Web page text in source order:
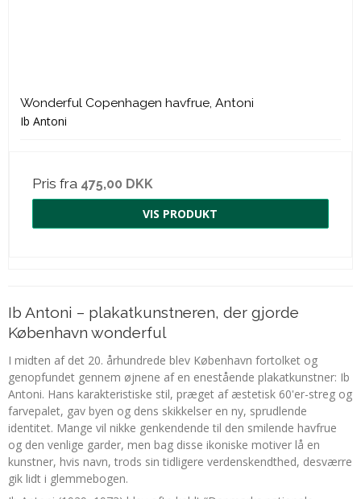
Wonderful Copenhagen havfrue, Antoni
Ib Antoni
Pris fra 475,00 DKK
VIS PRODUKT
Ib Antoni – plakatkunstneren, der gjorde
København wonderful
I midten af det 20. århundrede blev København fortolket og
genopfundet gennem øjnene af en enestående plakatkunstner: Ib
Antoni. Hans karakteristiske stil, præget af æstetisk 60'er-streg og
farvepalet, gav byen og dens skikkelser en ny, sprudlende
identitet. Mange vil nikke genkendende til den smilende havfrue
og den venlige garder, men bag disse ikoniske motiver lå en
kunstner, hvis navn, trods sin tidligere verdenskendthed, desværre
gik lidt i glemmebogen.